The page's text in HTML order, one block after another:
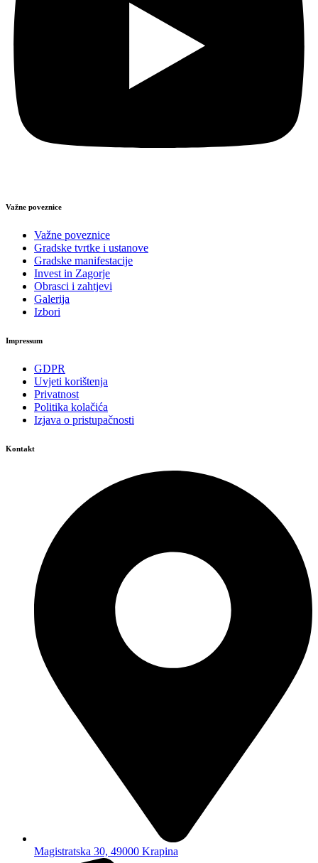
Važne poveznice
Važne poveznice
Gradske tvrtke i ustanove
Gradske manifestacije
Invest in Zagorje
Obrasci i zahtjevi
Galerija
Izbori
Impressum
GDPR
Uvjeti korištenja
Privatnost
Politika kolačića
Izjava o pristupačnosti
Kontakt
Magistratska 30, 49000 Krapina